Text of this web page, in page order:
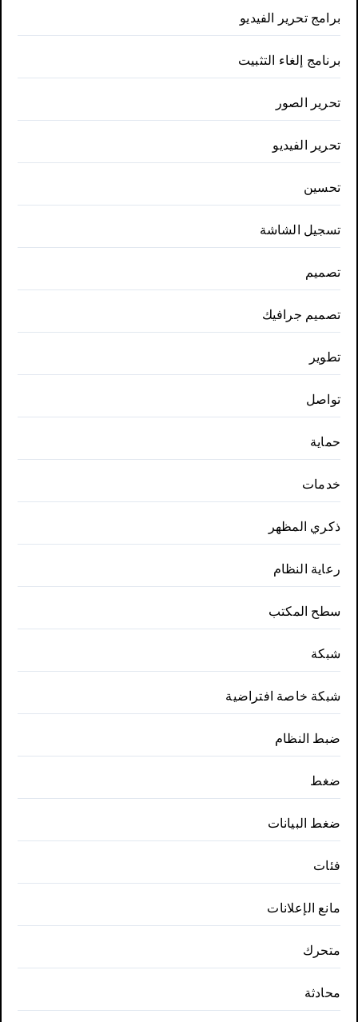
برامج تحرير الفيديو
برنامج إلغاء التثبيت
تحرير الصور
تحرير الفيديو
تحسين
تسجيل الشاشة
تصميم
تصميم جرافيك
تطوير
تواصل
حماية
خدمات
ذكري المظهر
رعاية النظام
سطح المكتب
شبكة
شبكة خاصة افتراضية
ضبط النظام
ضغط
ضغط البيانات
فئات
مانع الإعلانات
متحرك
محادثة